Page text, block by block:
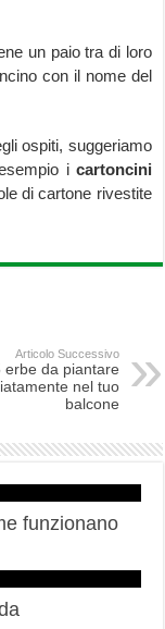
un paio tra di loro
con il nome del
ospiti, suggeriamo
i cartoncini
di cartone rivestite
Articolo Successivo
erbe da piantare
nel tuo
balcone
funzionano